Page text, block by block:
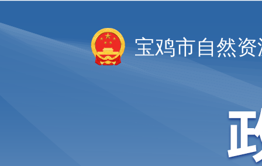
宝鸡市自然